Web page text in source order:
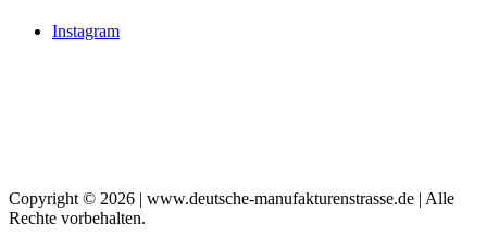
Instagram
Copyright © 2026 | www.deutsche-manufakturenstrasse.de | Alle
Rechte vorbehalten.